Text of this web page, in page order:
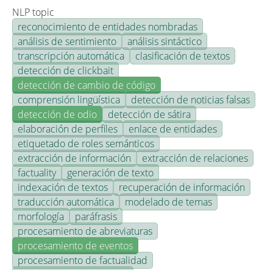
NLP topic
reconocimiento de entidades nombradas
análisis de sentimiento
análisis sintáctico
transcripción automática
clasificación de textos
detección de clickbait
detección de cambio de código
comprensión lingüística
detección de noticias falsas
detección de odio
detección de sátira
elaboración de perfiles
enlace de entidades
etiquetado de roles semánticos
extracción de información
extracción de relaciones
factuality
generación de texto
indexación de textos
recuperación de información
traducción automática
modelado de temas
morfología
paráfrasis
procesamiento de abreviaturas
procesamiento de eventos
procesamiento de factualidad